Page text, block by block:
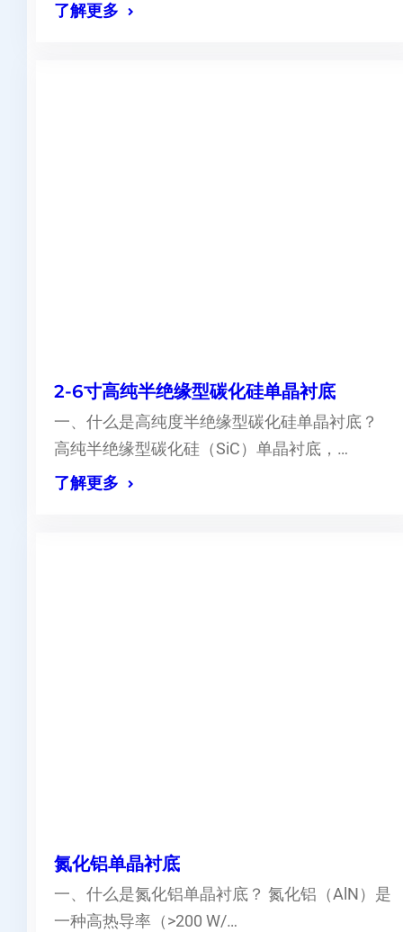
了解更多
2-6寸高纯半绝缘型碳化硅单晶衬底
一、什么是高纯度半绝缘型碳化硅单晶衬底？
高纯半绝缘型碳化硅（SiC）单晶衬底，…
了解更多
氮化铝单晶衬底
一、什么是氮化铝单晶衬底？ 氮化铝（AlN）是
一种高热导率（>200 W/…